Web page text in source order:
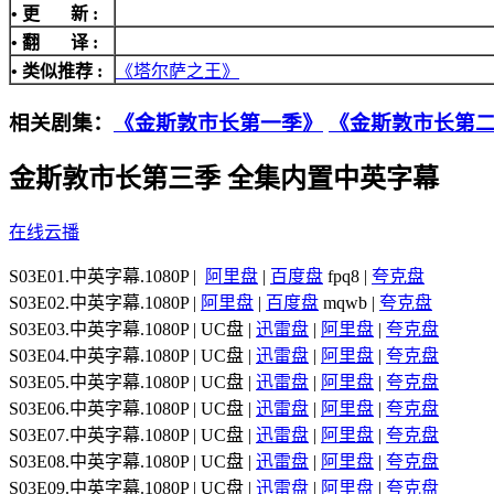
• 更 新 :
• 翻 译 :
• 类似推荐 :
《塔尔萨之王》
相关剧集： 《金斯敦市长第一季》 《金斯敦市长第
金斯敦市长第三季 全集内置中英字幕
在线云播
S03E01.中英字幕.1080P | 阿里盘 | 百度盘 fpq8 | 夸克盘
S03E02.中英字幕.1080P | 阿里盘 | 百度盘 mqwb | 夸克盘
S03E03.中英字幕.1080P | UC盘 | 迅雷盘 | 阿里盘 | 夸克盘
S03E04.中英字幕.1080P | UC盘 | 迅雷盘 | 阿里盘 | 夸克盘
S03E05.中英字幕.1080P | UC盘 | 迅雷盘 | 阿里盘 | 夸克盘
S03E06.中英字幕.1080P | UC盘 | 迅雷盘 | 阿里盘 | 夸克盘
S03E07.中英字幕.1080P | UC盘 | 迅雷盘 | 阿里盘 | 夸克盘
S03E08.中英字幕.1080P | UC盘 | 迅雷盘 | 阿里盘 | 夸克盘
S03E09.中英字幕.1080P | UC盘 | 迅雷盘 | 阿里盘 | 夸克盘